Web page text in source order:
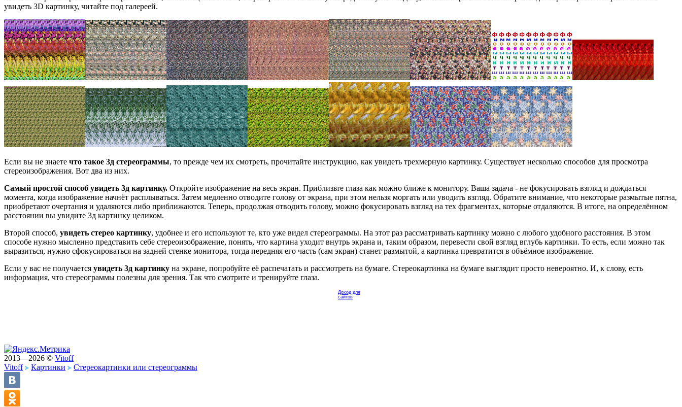
увидеть 3D картинку, читайте под галереей.
Если вы не знаете что такое 3д стереограммы, то прежде чем их смотреть, прочитайте инструкцию, как увидеть трехмерную картинку. Существует несколько способов для просмотра
стереоизображения. Вот два из них.
Самый простой способ увидеть 3д картинку. Откройте изображение на весь экран. Приблизьте глаза как можно ближе к монитору. Ваша задача - не фокусировать взгляд и дождаться
момента, когда изображение начнёт расплываться. Затем медленно отводите голову от экрана, при этом нельзя моргать или уводить взгляд. Обратите внимание, что некоторые размытые пятна,
приобретают очертания и удаляются либо приближаются. Теперь, продолжая отводить голову, можно фокусировать взгляд на тех фрагментах, которые отдаляются. В итоге, на определённом
расстоянии вы увидите 3д картинку целиком.
Второй способ, увидеть стерео картинку, удобнее и его используют те, кто уже видел стереограммы. На этот раз рассматривать картинку можно с любого удобного расстояния. В этом
способе нужно мысленно представить себе стереоизображение, понять, что картина уходит внутрь экрана и, таким образом, перевести свой взгляд вглубь картинки. То есть, если можно так
выразиться, нужно сфокусироваться на задней стенке монитора, тогда передняя его часть (сам экран) станет размытой, а картинка превратится в объёмное изображение.
Если у вас не получается увидеть 3д картинку на экране, попробуйте её распечатать и рассмотреть на бумаге. Стереокартинка на бумаге выглядит просто невероятно. И, к слову, есть
информация, что стереограммы полезны для зрения. Так что смотрите и тренируйте глаза.
Доход для
сайтов
2013—2026 © Vitoff
Vitoff
Картинки Стереокартинки или стереограммы